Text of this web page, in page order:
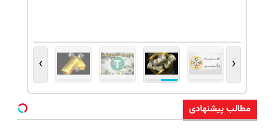
‹
›
مطالب پیشنهادی